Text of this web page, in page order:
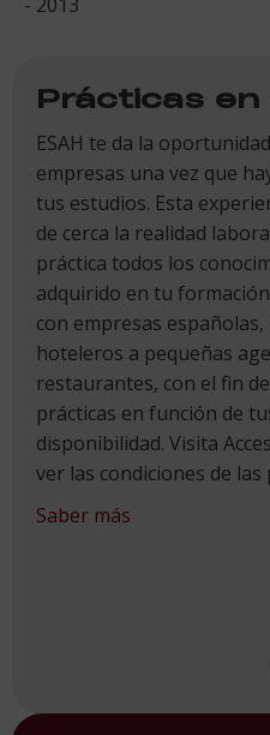
Prácticas
ESAH te da la
empresas una vez que
tus estudios. Esta
de cerca la realidad
práctica todos los
adquirido en tu
con empresas
hoteleros a pequeñas
restaurantes, con el fin
prácticas en función de
disponibilidad. Visita
ver las condiciones de las
Saber más